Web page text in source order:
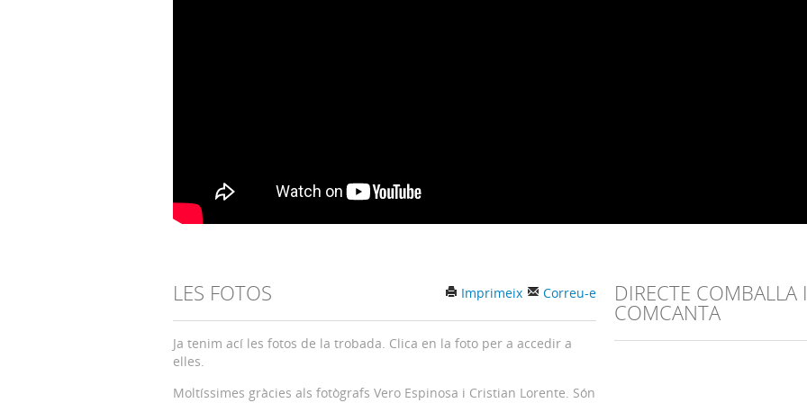
Correu-e
Imprimeix
LES FOTOS
Ja tenim ací les fotos de la trobada. Clica en la foto per a accedir a
elles.
Moltíssimes gràcies als fotògrafs Vero Espinosa i Cristian Lorente. Són
DIRECTE COMBALLA I
COMCANTA